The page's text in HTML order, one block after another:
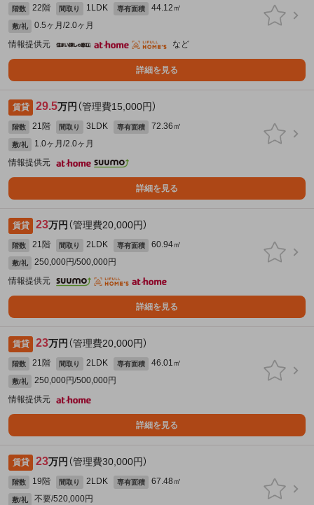
階数 22階 間取り 1LDK 専有面積 44.12㎡
敷/礼
0.5ヶ月/2.0ヶ月
情報提供元
など
詳細を見る
賃貸 29.5万円 （管理費15,000円）
階数 21階 間取り 3LDK 専有面積 72.36㎡
敷/礼
1.0ヶ月/2.0ヶ月
情報提供元
詳細を見る
賃貸 23万円 （管理費20,000円）
階数 21階 間取り 2LDK 専有面積 60.94㎡
敷/礼
250,000円/500,000円
情報提供元
詳細を見る
賃貸 23万円 （管理費20,000円）
階数 21階 間取り 2LDK 専有面積 46.01㎡
敷/礼
250,000円/500,000円
情報提供元
詳細を見る
賃貸 23万円 （管理費30,000円）
階数 19階 間取り 2LDK 専有面積 67.48㎡
敷/礼
不要/520,000円